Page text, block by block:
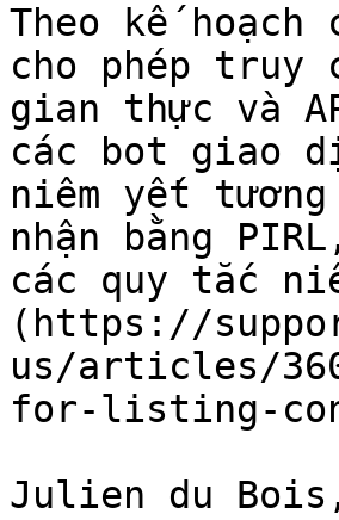
Theo kế
cho phép
gian thực và
các bot giao
niêm yết
nhận bằng
các quy tắc
(https://
us/articles/
for-listing-
Julien du